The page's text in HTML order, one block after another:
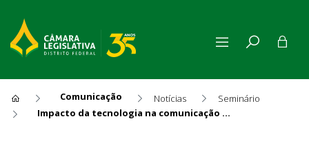
Comunicação Notícias
Seminário
Impacto da tecnologia na comunicação pública conclui Conecta CLDF